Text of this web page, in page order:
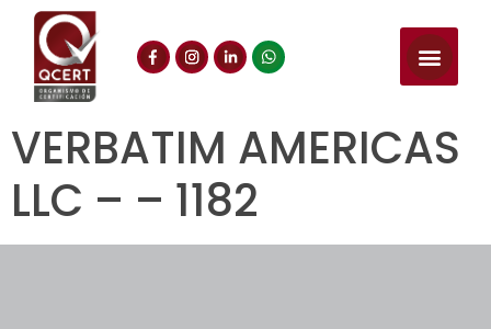
VERBATIM AMERICAS
LLC – – 1182